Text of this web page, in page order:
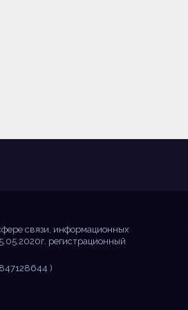
связи, информационных
регистрационный
)